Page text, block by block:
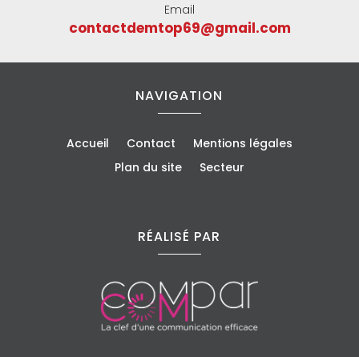
Email
contactdemtop69@gmail.com
NAVIGATION
Accueil Contact
Mentions légales
Plan du site
Secteur
RÉALISÉ PAR